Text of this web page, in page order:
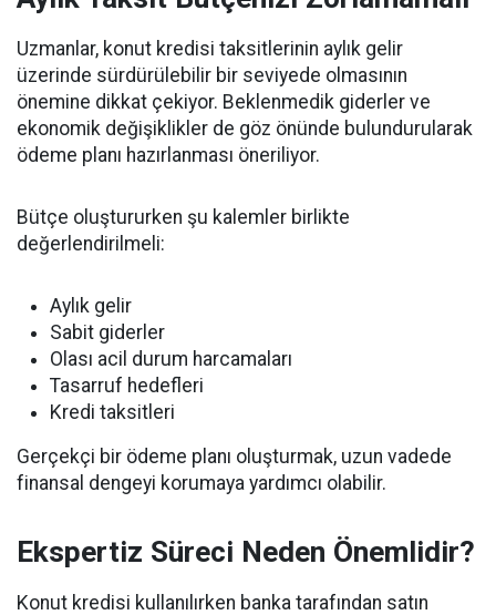
Uzmanlar, konut kredisi taksitlerinin aylık gelir
üzerinde sürdürülebilir bir seviyede olmasının
önemine dikkat çekiyor. Beklenmedik giderler ve
ekonomik değişiklikler de göz önünde bulundurularak
ödeme planı hazırlanması öneriliyor.
Bütçe oluştururken şu kalemler birlikte
değerlendirilmeli:
Aylık gelir
Sabit giderler
Olası acil durum harcamaları
Tasarruf hedefleri
Kredi taksitleri
Gerçekçi bir ödeme planı oluşturmak, uzun vadede
finansal dengeyi korumaya yardımcı olabilir.
Ekspertiz Süreci Neden Önemlidir?
Konut kredisi kullanılırken banka tarafından satın